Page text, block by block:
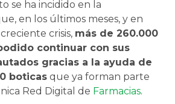
se ha incidido en la
en los últimos meses, y en
crisis, más de 260.000
continuar con sus
gracias a la ayuda de
boticas que ya forman parte
Red Digital de Farmacias.